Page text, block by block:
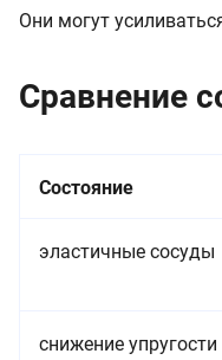
Они могут
Сравнение
Состояние
эластичные сосуды
снижение упругости